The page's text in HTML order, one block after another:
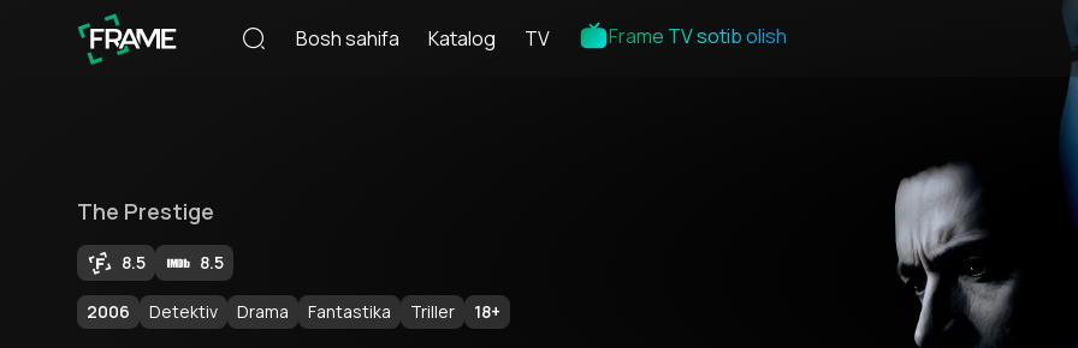
Bosh sahifa Katalog TV Frame TV sotib olish
The Prestige
8.5 8.5
2006 Detektiv Drama Fantastika Triller 18+